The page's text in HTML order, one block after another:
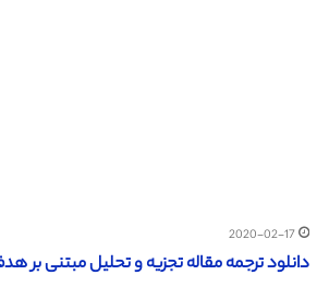
2020-02-17
دانلود ترجمه مقاله تجزیه و تحلیل مبتنی بر هدف و جبهه